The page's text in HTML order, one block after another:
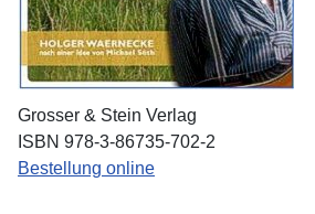
Grosser & Stein Verlag
ISBN 978-3-86735-702-2
Bestellung online